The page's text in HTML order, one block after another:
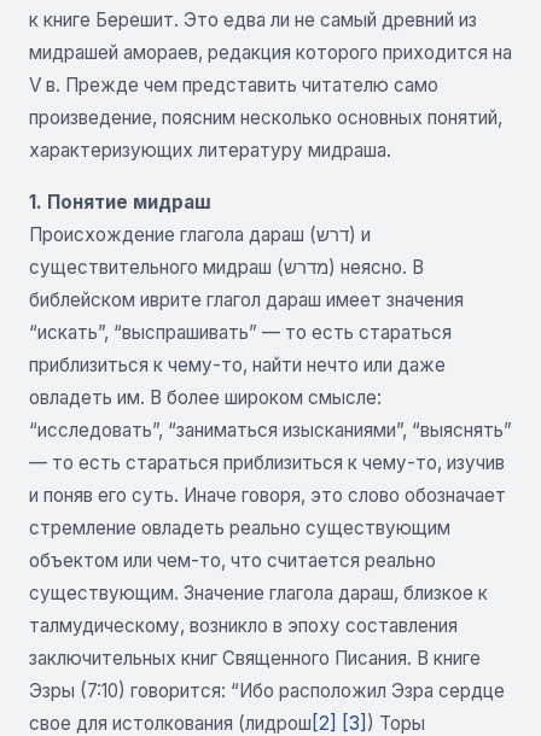
к книге Берешит. Это едва ли не самый древний из
мидрашей амораев, редакция которого приходится на
V в. Прежде чем представить читателю само
произведение, поясним несколько основных понятий,
характеризующих литературу мидраша.
1. Понятие мидраш
Происхождение глагола дараш (דרש) и
существительного мидраш (מדרש) неясно. В
библейском иврите глагол дараш имеет значения
“искать”, “выспрашивать” — то есть стараться
приблизиться к чему-то, найти нечто или даже
овладеть им. В более широком смысле:
“исследовать”, “заниматься изысканиями”, “выяснять”
— то есть стараться приблизиться к чему-то, изучив
и поняв его суть. Иначе говоря, это слово обозначает
стремление овладеть реально существующим
объектом или чем-то, что считается реально
существующим. Значение глагола дараш, близкое к
талмудическому, возникло в эпоху составления
заключительных книг Священного Писания. В книге
Эзры (7:10) говорится: “Ибо расположил Эзра сердце
свое для истолкования (лидрош [2] [3] ) Торы